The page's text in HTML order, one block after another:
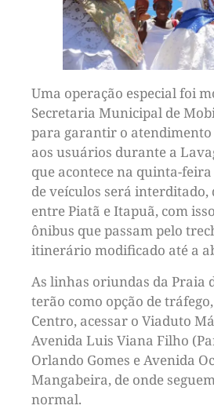
Uma operação especial foi
Secretaria Municipal de
para garantir o
aos usuários durante a
que acontece na quinta-feira
de veículos será interditado,
entre Piatã e Itapuã, com
ônibus que passam pelo
itinerário modificado até a
As linhas oriundas da Praia
terão como opção de
Centro, acessar o Viaduto
Avenida Luis Viana Filho
Orlando Gomes e Avenida
Mangabeira, de onde
normal.